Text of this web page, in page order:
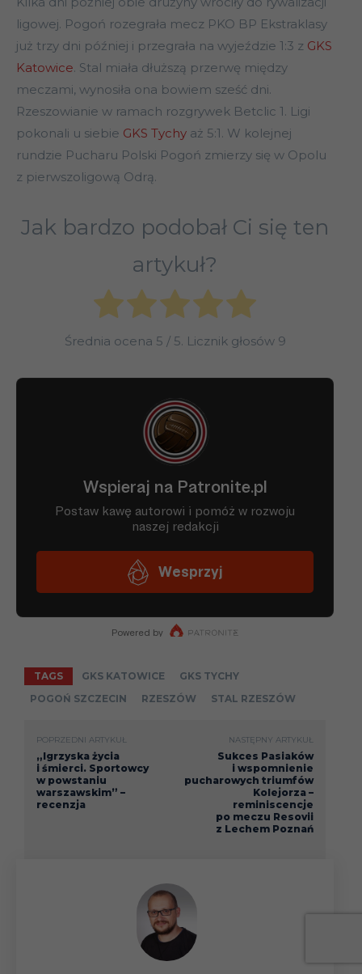
ligowej. Pogoń rozegrała mecz PKO BP Ekstraklasy
już trzy dni później i przegrała na wyjeździe 1:3 z GKS
Katowice. Stal miała dłuższą przerwę między
meczami, wynosiła ona bowiem sześć dni.
Rzeszowianie w ramach rozgrywek Betclic 1. Ligi
pokonali u siebie GKS Tychy aż 5:1. W kolejnej
rundzie Pucharu Polski Pogoń zmierzy się w Opolu
z pierwszoligową Odrą.
Jak bardzo podobał Ci się ten
artykuł?
Średnia ocena 5 / 5. Licznik głosów 9
TAGS GKS KATOWICE
GKS TYCHY
POGOŃ SZCZECIN
RZESZÓW STAL RZESZÓW
POPRZEDNI ARTYKUŁ
„Igrzyska życia
i śmierci. Sportowcy
w powstaniu
warszawskim” –
recenzja
NASTĘPNY ARTYKUŁ
Sukces Pasiaków
i wspomnienie
pucharowych triumfów
Kolejorza –
reminiscencje
po meczu Resovii
z Lechem Poznań